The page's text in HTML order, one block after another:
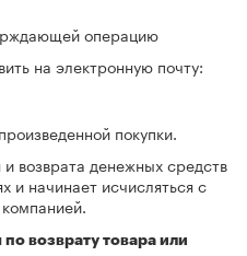
операцию
на электронную почту:
покупки.
возврата денежных средств
и начинает исчисляться с
возврату товара или